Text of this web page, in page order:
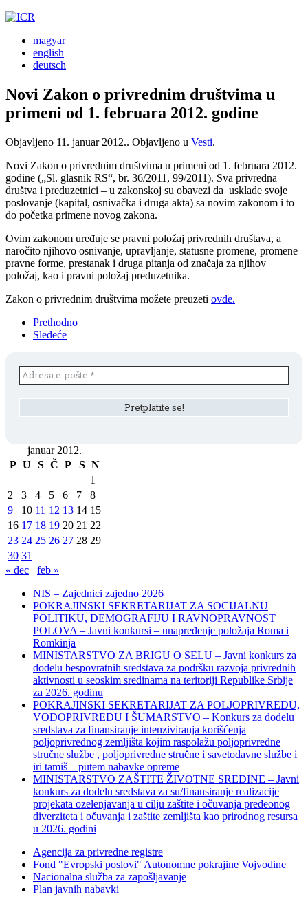
magyar
english
deutsch
Novi Zakon o privrednim društvima u
primeni od 1. februara 2012. godine
Objavljeno 11. januar 2012.. Objavljeno u Vesti.
Novi Zakon o privrednim društvima u primeni od 1. februara 2012.
godine („Sl. glasnik RS“, br. 36/2011, 99/2011). Sva privredna
društva i preduzetnici – u zakonskoj su obavezi da usklade svoje
poslovanje (kapital, osnivačka i druga akta) sa novim zakonom i to
do početka primene novog zakona.
Ovim zakonom uređuje se pravni položaj privrednih društava, a
naročito njihovo osnivanje, upravljanje, statusne promene, promene
pravne forme, prestanak i druga pitanja od značaja za njihov
položaj, kao i pravni položaj preduzetnika.
Zakon o privrednim društvima možete preuzeti ovde.
Prethodno
Sledeće
januar 2012.
P U S Č P S N
1
2
3 4 5 6 7
8
9
10 11 12 13 14 15
16 17 18 19 20 21 22
23 24 25 26 27 28 29
30 31
« dec
feb »
NIS – Zajednici zajedno 2026
POKRAJINSKI SEKRETARIJAT ZA SOCIJALNU
POLITIKU, DEMOGRAFIJU I RAVNOPRAVNOST
POLOVA – Javni konkursi – unapređenje položaja Roma i
Romkinja
MINISTARSTVO ZA BRIGU O SELU – Javni konkurs za
dodelu bespovratnih sredstava za podršku razvoja privrednih
aktivnosti u seoskim sredinama na teritoriji Republike Srbije
za 2026. godinu
POKRAJINSKI SEKRETARIJAT ZA POLJOPRIVREDU,
VODOPRIVREDU I ŠUMARSTVO – Konkurs za dodelu
sredstava za finansiranje intenziviranja korišćenja
poljoprivrednog zemljišta kojim raspolažu poljoprivredne
stručne službe , poljoprivredne stručne i savetodavne službe i
iri tamiš ‒ putem nabavke opreme
MINISTARSTVO ZAŠTITE ŽIVOTNE SREDINE – Javni
konkurs za dodelu sredstava za su/finansiranje realizacije
projekata ozelenjavanja u cilju zaštite i očuvanja predeonog
diverziteta i očuvanja i zaštite zemljišta kao prirodnog resursa
u 2026. godini
Agencija za privredne registre
Fond "Evropski poslovi" Autonomne pokrajine Vojvodine
Nacionalna služba za zapošljavanje
Plan javnih nabavki